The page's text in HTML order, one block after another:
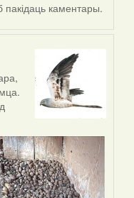
пакідаць каментары.